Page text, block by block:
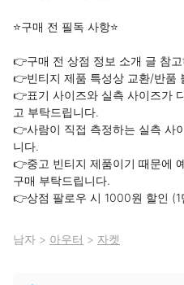
⭐구매 전 필독 사항⭐
👉구매 전 상점 정보 소개 글 참
👉빈티지 제품 특성상 교환/반품
👉표기 사이즈와 실측 사이즈가
고 부탁드립니다.
👉사람이 직접 측정하는 실측 사
니다.
👉중고 빈티지 제품이기 때문에
구매 부탁드립니다.
👉상점 팔로우 시 1000원 할인 (1
남자 > 아우터 > 자켓